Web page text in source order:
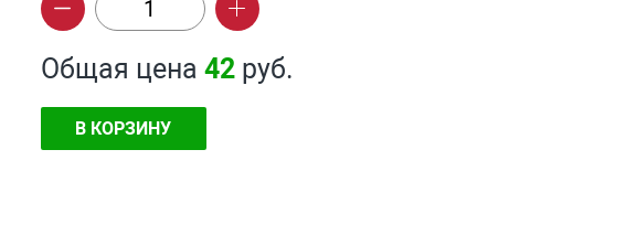
Общая цена 42руб.
В КОРЗИНУ